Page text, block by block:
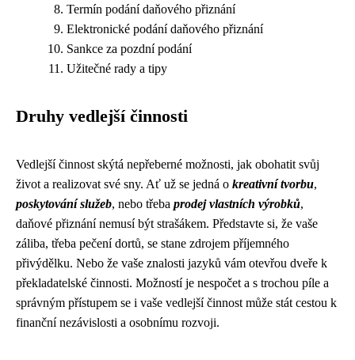
Termín podání daňového přiznání
Elektronické podání daňového přiznání
Sankce za pozdní podání
Užitečné rady a tipy
Druhy vedlejší činnosti
Vedlejší činnost skýtá nepřeberné možnosti, jak obohatit svůj
život a realizovat své sny. Ať už se jedná o kreativní tvorbu,
poskytování služeb, nebo třeba prodej vlastních výrobků,
daňové přiznání nemusí být strašákem. Představte si, že vaše
záliba, třeba pečení dortů, se stane zdrojem příjemného
přivýdělku. Nebo že vaše znalosti jazyků vám otevřou dveře k
překladatelské činnosti. Možností je nespočet a s trochou píle a
správným přístupem se i vaše vedlejší činnost může stát cestou k
finanční nezávislosti a osobnímu rozvoji.